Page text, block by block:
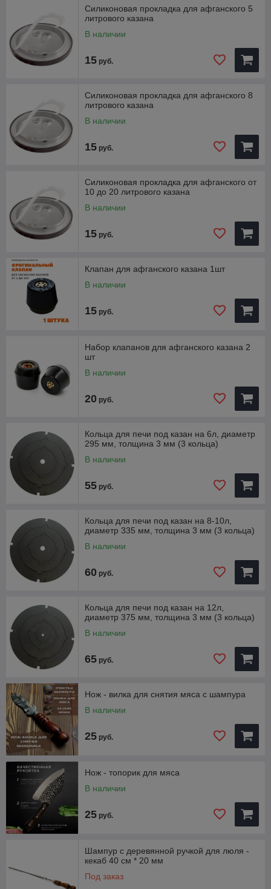
Силиконовая прокладка для афганского 5
литрового казана
В наличии
15 руб.
Силиконовая прокладка для афганского 8
литрового казана
В наличии
15 руб.
Силиконовая прокладка для афганского от
10 до 20 литрового казана
В наличии
15 руб.
Клапан для афганского казана 1шт
В наличии
15 руб.
Набор клапанов для афганского казана 2
шт
В наличии
20 руб.
Кольца для печи под казан на 6л, диаметр
295 мм, толщина 3 мм (3 кольца)
В наличии
55 руб.
Кольца для печи под казан на 8-10л,
диаметр 335 мм, толщина 3 мм (3 кольца)
В наличии
60 руб.
Кольца для печи под казан на 12л,
диаметр 375 мм, толщина 3 мм (3 кольца)
В наличии
65 руб.
Нож - вилка для снятия мяса с шампура
В наличии
25 руб.
Нож - топорик для мяса
В наличии
25 руб.
Шампур с деревянной ручкой для люля -
кекаб 40 см * 20 мм
Под заказ